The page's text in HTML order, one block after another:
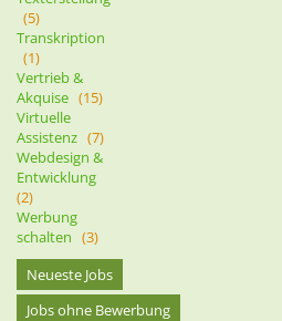
(5)
Transkription
(1)
Vertrieb &
Akquise (15)
Virtuelle
Assistenz (7)
Webdesign &
Entwicklung
(2)
Werbung
schalten (3)
Neueste Jobs
Jobs ohne Bewerbung